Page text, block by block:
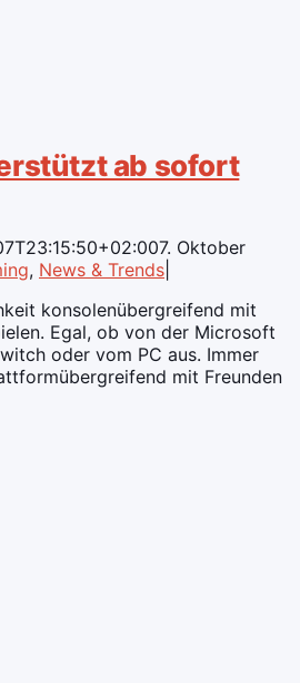
ab sofort
7. Oktober
, News & Trends
konsolenübergreifend mit
Egal, ob von der Microsoft
oder vom PC aus. Immer
mit Freunden